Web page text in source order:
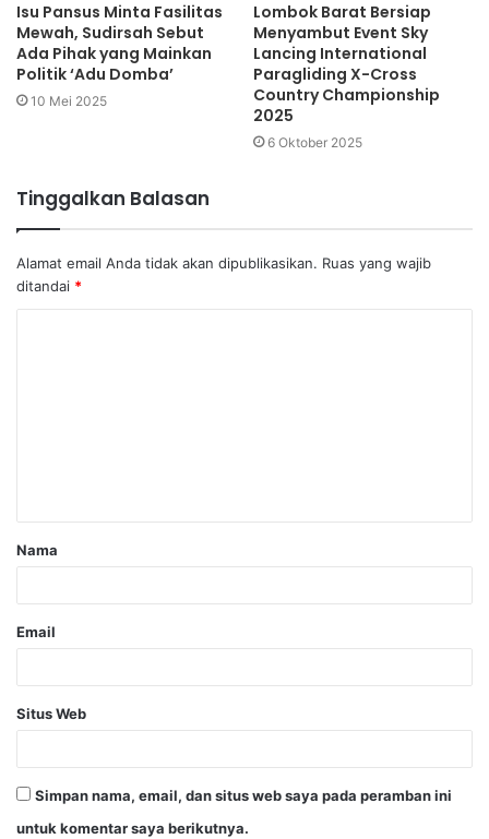
Isu Pansus Minta Fasilitas
Mewah, Sudirsah Sebut
Ada Pihak yang Mainkan
Politik ‘Adu Domba’
10 Mei 2025
Lombok Barat Bersiap
Menyambut Event Sky
Lancing International
Paragliding X-Cross
Country Championship
2025
6 Oktober 2025
Tinggalkan Balasan
Alamat email Anda tidak akan dipublikasikan. Ruas yang wajib
ditandai *
Nama
Email
Situs Web
Simpan nama, email, dan situs web saya pada peramban ini
untuk komentar saya berikutnya.